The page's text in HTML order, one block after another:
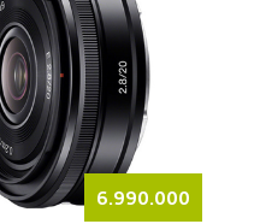
6.990.000